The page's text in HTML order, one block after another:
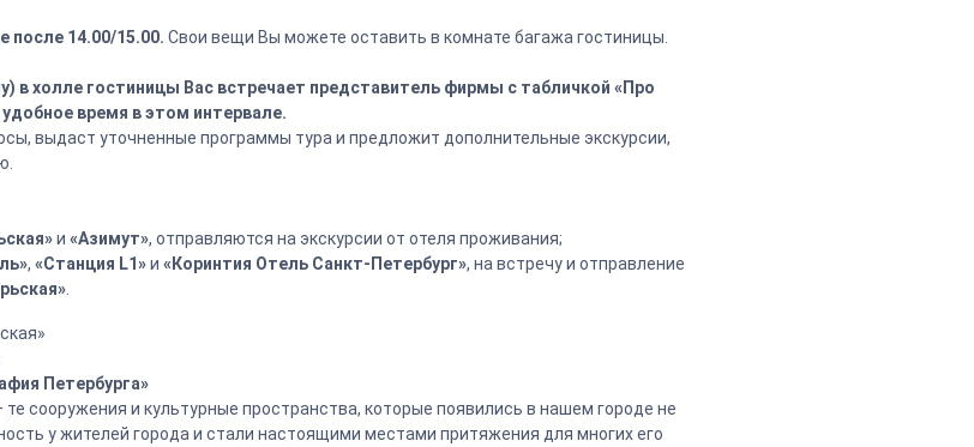
после 14.00/15.00. Свои вещи Вы можете оставить в комнате багажа гостиницы.
в холле гостиницы Вас встречает представитель фирмы с табличкой «Про
время в этом интервале.
выдаст уточненные программы тура и предложит дополнительные экскурсии,
и «Азимут», отправляются на экскурсии от отеля проживания;
, «Станция L1»и «Коринтия Отель Санкт-Петербург», на встречу и отправление
Петербурга»
сооружения и культурные пространства, которые появились в нашем городе не
у жителей города и стали настоящими местами притяжения для многих его